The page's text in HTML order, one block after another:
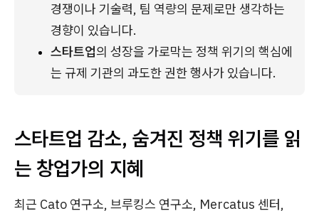
경쟁이나 기술력, 팀 역량의 문제로만 생각하는
경향이 있습니다.
스타트업의 성장을 가로막는 정책 위기의 핵심에
는 규제 기관의 과도한 권한 행사가 있습니다.
스타트업 감소, 숨겨진 정책 위기를 읽
는 창업가의 지혜
최근 Cato 연구소, 브루킹스 연구소, Mercatus 센터,